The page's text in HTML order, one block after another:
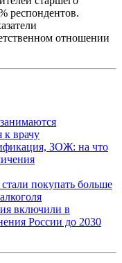
респондентов.
отношении
к врачу
ЗОЖ: на что
покупать больше
включили в
России до 2030